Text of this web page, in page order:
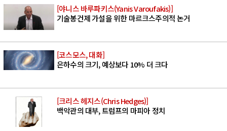
[야니스 바루파키스(Yanis Varoufakis)]
기술봉건제 가설을 위한 마르크스주의적 논거
[코스모스, 대화]
은하수의 크기, 예상보다 10% 더 크다
[크리스 헤지스(Chris Hedges)]
백악관의 대부, 트럼프의 마피아 정치